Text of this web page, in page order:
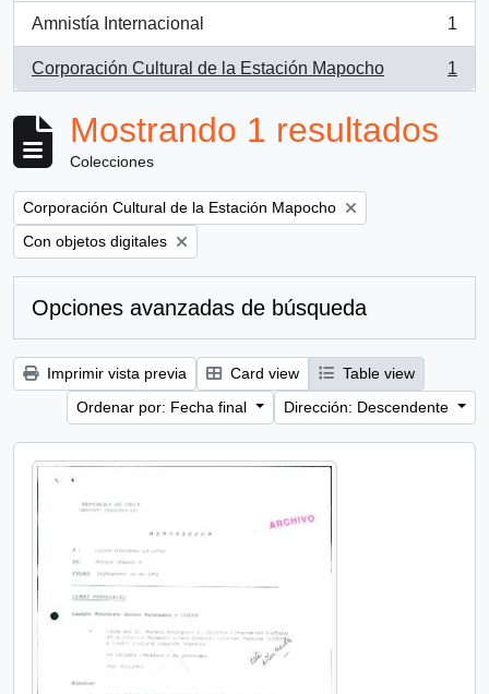
Amnistía Internacional
, 1 resultados
1
Corporación Cultural de la Estación Mapocho
, 1 resultados
1
Mostrando 1 resultados
Colecciones
Remove filter:
Corporación Cultural de la Estación Mapocho
Remove filter:
Con objetos digitales
Opciones avanzadas de búsqueda
Imprimir vista previa Card view
Table view
Ordenar por: Fecha final
Dirección: Descendente